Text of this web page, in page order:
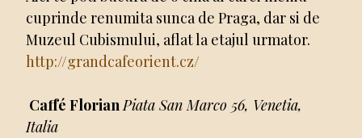
cuprinde renumita sunca de Praga, dar si de
Muzeul Cubismului, aflat la etajul urmator.
http://grandcafeorient.cz/
Caffé FlorianPiata San Marco 56, Venetia,
Italia